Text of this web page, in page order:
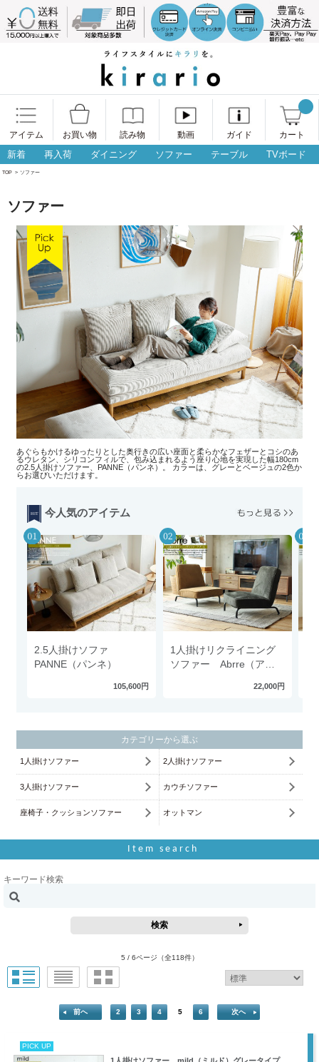
アイテム お買い物 読み物 動画 ガイド カート
新着 再入荷 ダイニング ソファー テーブル TVボード
TOP > ソファー
ソファー
あぐらもかけるゆったりとした奥行きの広い座面と柔らかなフェザーとコシのあ
るウレタン、シリコンフィルで、包み込まれるよう座り心地を実現した幅180cm
の2.5人掛けソファー、PANNE（パンネ）。 カラーは、グレーとベージュの2色か
らお選びいただけます。
今人気のアイテム
2.5人掛けソファ
PANNE（パンネ）
105,600円
1人掛けリクライニング
ソファー Abrre（アブ
22,000円
カテゴリーから選ぶ
1人掛けソファー 2人掛けソファー
3人掛けソファー カウチソファー
座椅子・クッションソファー オットマン
Item search
キーワード検索
5 / 6ページ （全118件）
前へ 2 3 4 5 6 次へ
PICK UP